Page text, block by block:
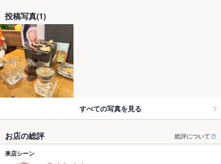
投稿写真(1)
すべての写真を見る
お店の総評 総評について
来店シーン